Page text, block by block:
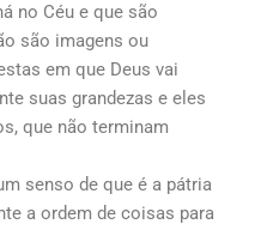
no Céu e que são
são imagens ou
em que Deus vai
suas grandezas e eles
que não terminam
senso de que é a pátria
a ordem de coisas para